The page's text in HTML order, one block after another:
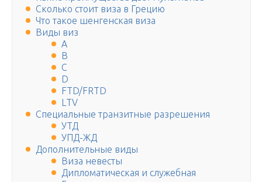
Сколько стоит виза в Грецию
Что такое шенгенская виза
Виды виз
А
В
С
D
FТD/FRТD
LТV
Специальные транзитные разрешения
УТД
УПД-ЖД
Дополнительные виды
Виза невесты
Дипломатическая и служебная